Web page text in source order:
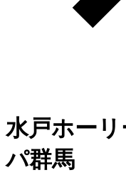
水戸ホー
パ群馬